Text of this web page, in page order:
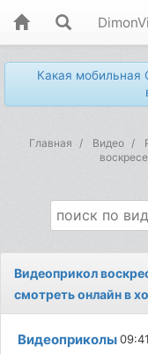
Какая мобильная
Главная Видео
Видеоприкол
смотреть онлайн в
Видеоприколы